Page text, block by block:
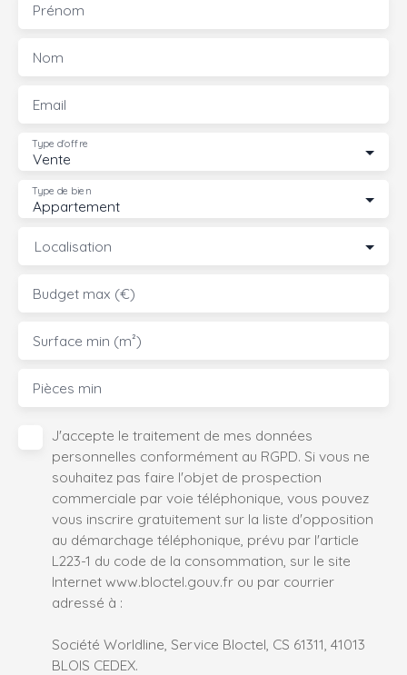
Prénom
Nom
Email
Vente
Type d'offre
Appartement
Type de bien
Localisation
Budget max (€)
Surface min (m²)
Pièces min
J'accepte le traitement de mes données
personnelles conformément au RGPD. Si vous ne
souhaitez pas faire l'objet de prospection
commerciale par voie téléphonique, vous pouvez
vous inscrire gratuitement sur la liste d'opposition
au démarchage téléphonique, prévu par l'article
L223-1 du code de la consommation, sur le site
Internet www.bloctel.gouv.fr ou par courrier
adressé à :
Société Worldline, Service Bloctel, CS 61311, 41013
BLOIS CEDEX.